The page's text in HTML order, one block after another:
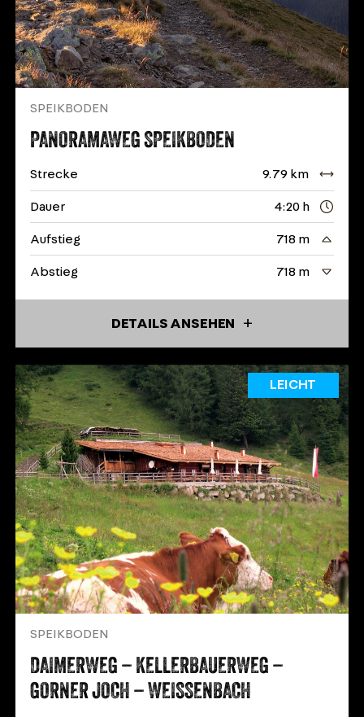
SPEIKBODEN
PANORAMAWEG SPEIKBODEN
Strecke 9.79 km
Dauer 4:20 h
Aufstieg 718 m
Abstieg 718 m
DETAILS ANSEHEN
LEICHT
SPEIKBODEN
DAIMERWEG – KELLERBAUERWEG –
GORNER JOCH – WEISSENBACH